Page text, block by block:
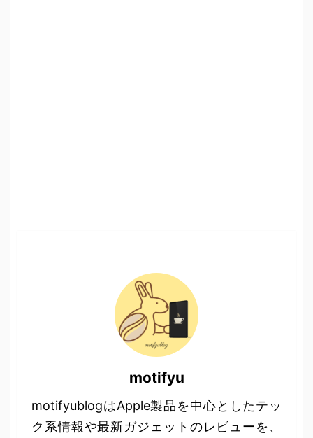
motifyu
motifyublogはApple製品を中心としたテッ
ク系情報や最新ガジェットのレビューを、